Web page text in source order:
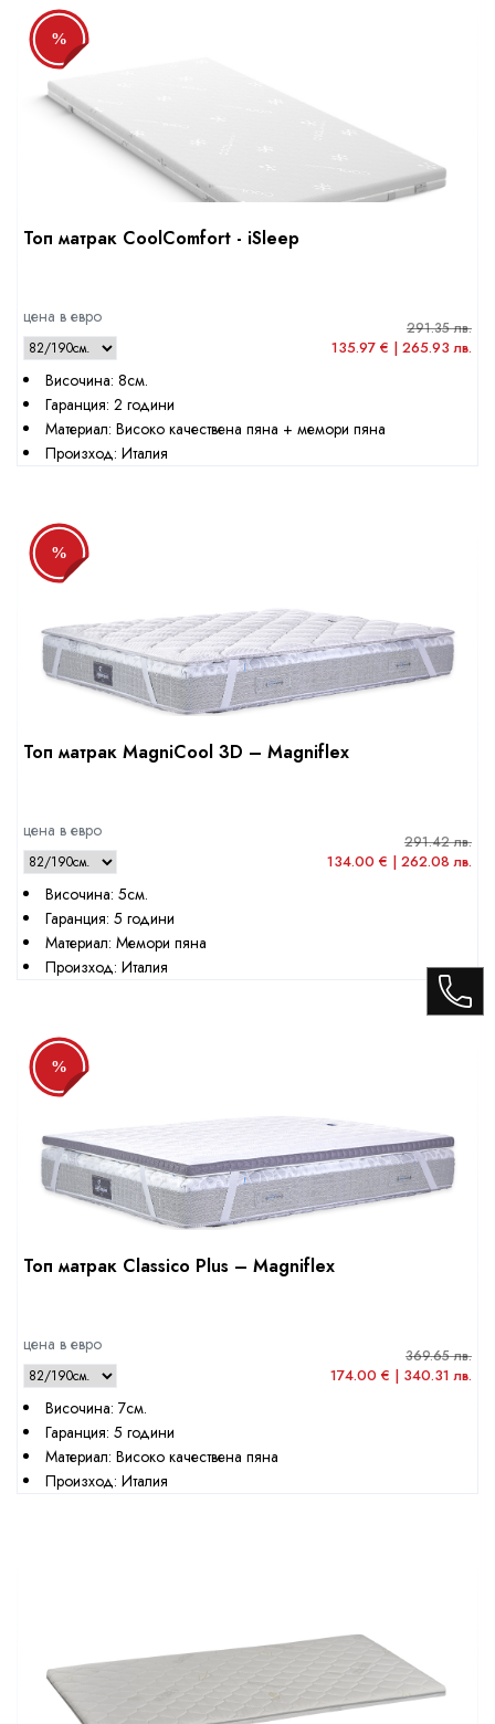
%
Топ матрак CoolComfort - iSleep
цена в евро
291.35 лв.
135.97 € | 265.93 лв.
Височина: 8см.
Гаранция: 2 години
Материал: Високо качествена пяна + мемори пяна
Произход: Италия
%
Топ матрак MagniCool 3D – Magniflex
цена в евро
291.42 лв.
134.00 € | 262.08 лв.
Височина: 5см.
Гаранция: 5 години
Материал: Мемори пяна
Произход: Италия
%
Топ матрак Classico Plus – Magniflex
цена в евро
369.65 лв.
174.00 € | 340.31 лв.
Височина: 7см.
Гаранция: 5 години
Материал: Високо качествена пяна
Произход: Италия